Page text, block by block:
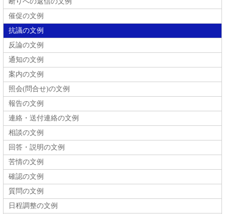
催促の文例
抗議の文例
反論の文例
通知の文例
案内の文例
照会(問合せ)の文例
報告の文例
連絡・送付連絡の文例
相談の文例
回答・説明の文例
苦情の文例
確認の文例
質問の文例
日程調整の文例